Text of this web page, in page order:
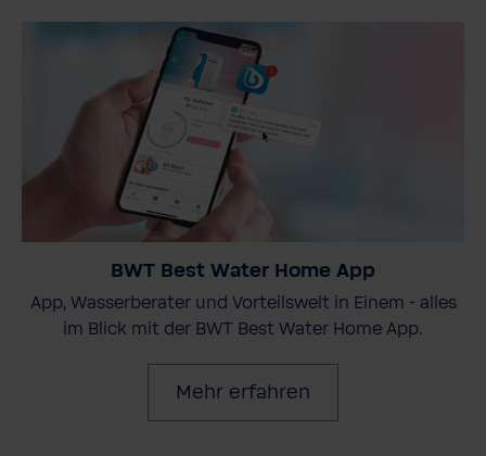
BWT Best Water Home App
App, Wasserberater und Vorteilswelt in Einem - alles
im Blick mit der BWT Best Water Home App.
Mehr erfahren